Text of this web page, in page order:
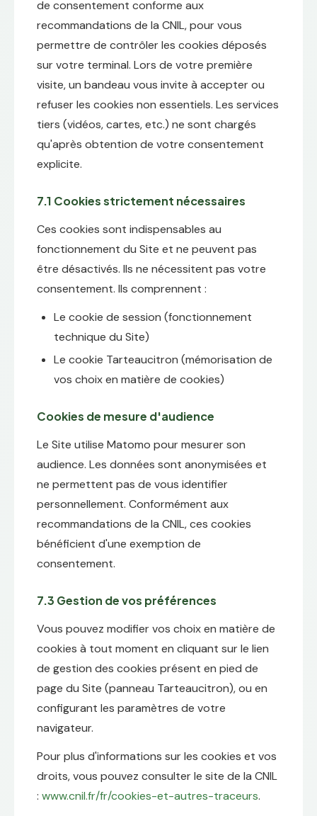
de consentement conforme aux
recommandations de la CNIL, pour vous
permettre de contrôler les cookies déposés
sur votre terminal. Lors de votre première
visite, un bandeau vous invite à accepter ou
refuser les cookies non essentiels. Les services
tiers (vidéos, cartes, etc.) ne sont chargés
qu'après obtention de votre consentement
explicite.
7.1 Cookies strictement nécessaires
Ces cookies sont indispensables au
fonctionnement du Site et ne peuvent pas
être désactivés. Ils ne nécessitent pas votre
consentement. Ils comprennent :
Le cookie de session (fonctionnement
technique du Site)
Le cookie Tarteaucitron (mémorisation de
vos choix en matière de cookies)
Cookies de mesure d'audience
Le Site utilise Matomo pour mesurer son
audience. Les données sont anonymisées et
ne permettent pas de vous identifier
personnellement. Conformément aux
recommandations de la CNIL, ces cookies
bénéficient d'une exemption de
consentement.
7.3 Gestion de vos préférences
Vous pouvez modifier vos choix en matière de
cookies à tout moment en cliquant sur le lien
de gestion des cookies présent en pied de
page du Site (panneau Tarteaucitron), ou en
configurant les paramètres de votre
navigateur.
Pour plus d'informations sur les cookies et vos
droits, vous pouvez consulter le site de la CNIL
: www.cnil.fr/fr/cookies-et-autres-traceurs.